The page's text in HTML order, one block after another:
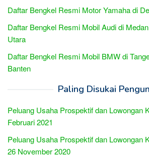
Daftar Bengkel Resmi Motor Yamaha di
Daftar Bengkel Resmi Mobil Audi di
Utara
Daftar Bengkel Resmi Mobil BMW di
Banten
Paling Disukai
Peluang Usaha Prospektif dan Lowongan
Februari 2021
Peluang Usaha Prospektif dan Lowongan
26 November 2020